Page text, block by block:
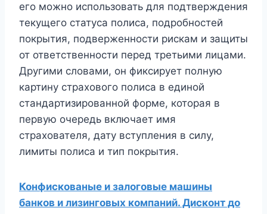
его можно использовать для подтверждения
текущего статуса полиса, подробностей
покрытия, подверженности рискам и защиты
от ответственности перед третьими лицами.
Другими словами, он фиксирует полную
картину страхового полиса в единой
стандартизированной форме, которая в
первую очередь включает имя
страхователя, дату вступления в силу,
лимиты полиса и тип покрытия.
Конфискованые и залоговые машины
банков и лизинговых компаний. Дисконт до